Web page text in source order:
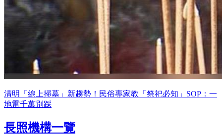
清明「線上掃墓」新趨勢！民俗專家教「祭祀必知」SOP：一
地雷千萬別踩
長照機構一覽